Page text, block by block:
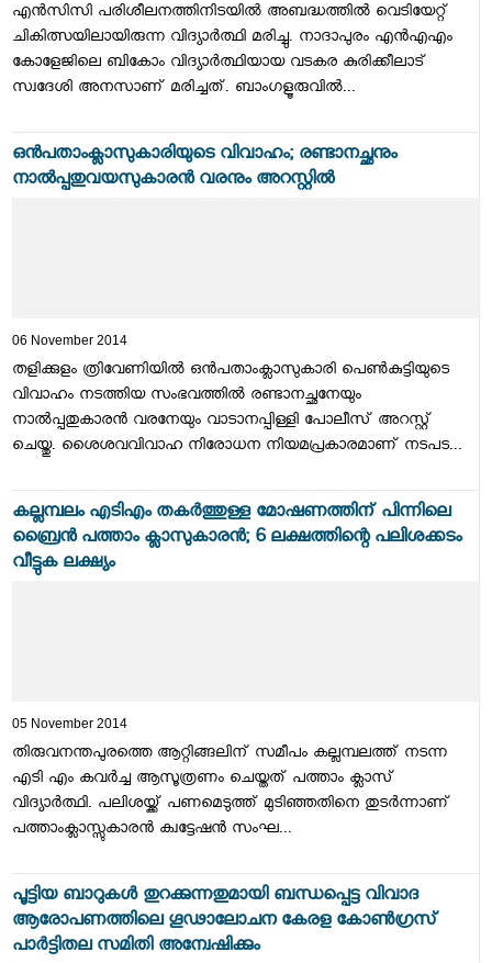
എന്‍സിസി പരിശീലനത്തിനിടയില്‍ അബദ്ധത്തില്‍ വെടിയേറ്റ്
ചികിത്സയിലായിരുന്ന വിദ്യാര്‍ത്ഥി മരിച്ചു. നാദാപുരം എന്‍എഎം
കോളേജിലെ ബികോം വിദ്യാര്‍ത്ഥിയായ വടകര കുരിക്കീലാട്
സ്വദേശി അനസാണ് മരിച്ചത്. ബാംഗളൂരുവില്‍...
ഒന്‍പതാംക്ലാസുകാരിയുടെ വിവാഹം; രണ്ടാനച്ഛനും
നാല്‍പ്പതുവയസുകാരന്‍ വരനും അറസ്റ്റില്‍
06 November 2014
തളിക്കുളം ത്രിവേണിയില്‍ ഒന്‍പതാംക്ലാസുകാരി പെണ്‍കുട്ടിയുടെ
വിവാഹം നടത്തിയ സംഭവത്തില്‍ രണ്ടാനച്ഛനേയും
നാല്‍പ്പതുകാരന്‍ വരനേയും വാടാനപ്പിള്ളി പോലീസ് അറസ്റ്റ്
ചെയ്തു. ശൈശവവിവാഹ നിരോധന നിയമപ്രകാരമാണ് നടപട...
കല്ലമ്പലം എടിഎം തകര്‍ത്തുള്ള മോഷണത്തിന് പിന്നിലെ
ബ്രൈന്‍ പത്താം ക്ലാസുകാരന്‍; 6 ലക്ഷത്തിന്റെ പലിശക്കടം
വീട്ടുക ലക്ഷ്യം
05 November 2014
തിരുവനന്തപുരത്തെ ആറ്റിങ്ങലിന് സമീപം കല്ലമ്പലത്ത് നടന്ന
എടി എം കവര്‍ച്ച ആസൂത്രണം ചെയ്തത് പത്താം ക്ലാസ്
വിദ്യാര്‍ത്ഥി. പലിശയ്ക്ക് പണമെടുത്ത് മുടിഞ്ഞതിനെ തുടര്‍ന്നാണ്
പത്താംക്ലാസ്സുകാരന്‍ ക്വട്ടേഷന്‍ സംഘ...
പൂട്ടിയ ബാറുകള്‍ തുറക്കുന്നതുമായി ബന്ധപ്പെട്ട വിവാദ
ആരോപണത്തിലെ ഗൂഢാലോചന കേരള കോണ്‍ഗ്രസ്
പാര്‍ട്ടിതല സമിതി അന്വേഷിക്കും